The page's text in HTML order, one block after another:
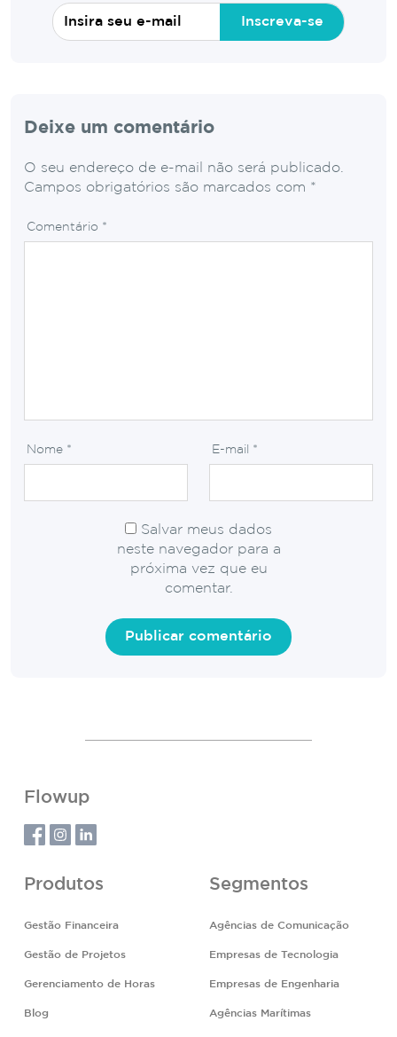
Inscreva-se
Deixe um comentário
O seu endereço de e-mail não será publicado.
Campos obrigatórios são marcados com *
Comentário *
Nome * E-mail *
Salvar meus dados
neste navegador para a
próxima vez que eu
comentar.
Flowup
Produtos
Gestão Financeira
Gestão de Projetos
Gerenciamento de Horas
Blog
Segmentos
Agências de Comunicação
Empresas de Tecnologia
Empresas de Engenharia
Agências Marítimas